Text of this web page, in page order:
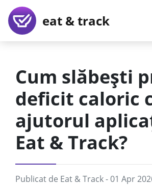
eat & track
Cum slăbești
deficit caloric
ajutorul
Eat & Track?
Publicat de Eat & Track- 01 Apr